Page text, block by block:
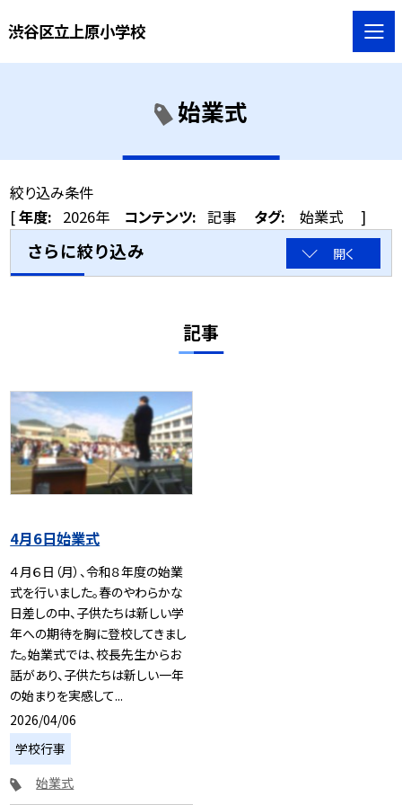
渋谷区立上原小学校
始業式
絞り込み条件
[年度: 2026年 コンテンツ: 記事 タグ: 始業式 ]
さらに絞り込み 開く
記事
4月6日始業式
４月６日（月）、令和８年度の始業
式を行いました。春のやわらかな
日差しの中、子供たちは新しい学
年への期待を胸に登校してきまし
た。始業式では、校長先生からお
話があり、子供たちは新しい一年
の始まりを実感して...
2026/04/06
学校行事
始業式